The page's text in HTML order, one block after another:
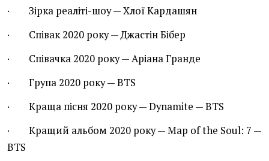
· Зірка реаліті-шоу — Хлої Кардашян
· Співак 2020 року — Джастін Бібер
· Співачка 2020 року — Аріана Гранде
· Група 2020 року — BTS
· Краща пісня 2020 року — Dynamite — BTS
· Кращий альбом 2020 року — Map of the Soul: 7 —
BTS